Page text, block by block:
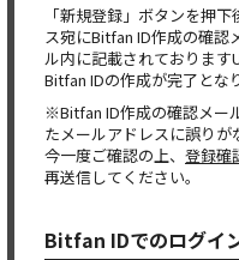
「新規登録」ボタンを押
ス宛にBitfan ID作成の確認
ル内に記載されております
Bitfan IDの作成が完了とな
※Bitfan ID作成の確認メー
たメールアドレスに誤り
今一度ご確認の上、 登録確
再送信してください。
Bitfan IDでのログイ